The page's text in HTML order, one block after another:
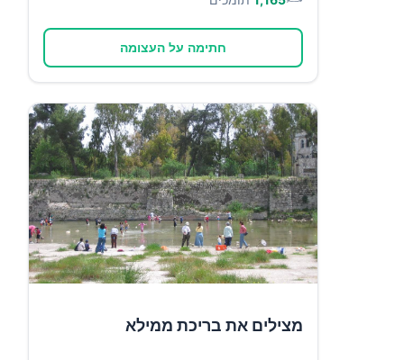
חתימה על העצומה
מצילים את בריכת ממילא